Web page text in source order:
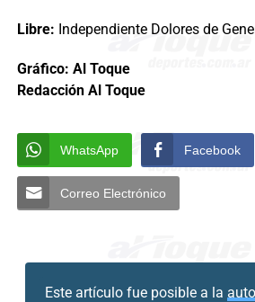
Libre: Independiente Dolores de
Gráfico: Al Toque
Redacción Al Toque
WhatsApp Facebook
Correo Electrónico
Este artículo fue posible a la